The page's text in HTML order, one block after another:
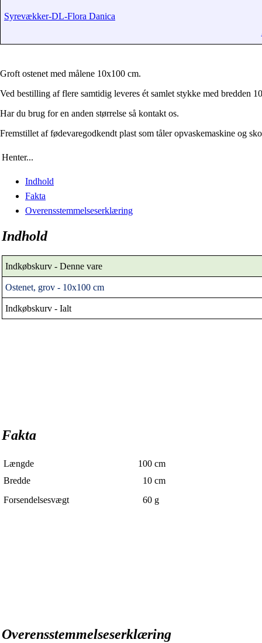
Syrevækker-DL-Flora Danica
Groft ostenet med målene 10x100 cm.
Ved bestilling af flere samtidig leveres ét samlet stykke med bredden
Har du brug for en anden størrelse så kontakt os.
Fremstillet af fødevaregodkendt plast som tåler opvaskemaskine og
Henter...
Indhold
Fakta
Overensstemmelseserklæring
Indhold
Indkøbskurv - Denne vare
Ostenet, grov - 10x100 cm
Indkøbskurv - Ialt
Fakta
Længde 100 cm
Bredde
10 cm
Forsendelsesvægt
60 g
Overensstemmelseserklæring